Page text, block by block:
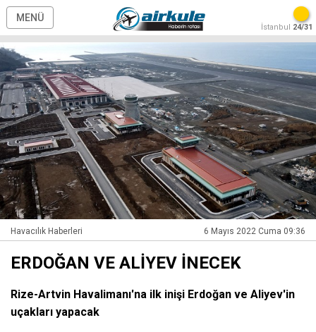
MENÜ
İstanbul 24/31
Havacılık Haberleri 6 Mayıs 2022 Cuma 09:36
ERDOĞAN VE ALİYEV İNECEK
Rize-Artvin Havalimanı'na ilk inişi Erdoğan ve Aliyev'in
uçakları yapacak